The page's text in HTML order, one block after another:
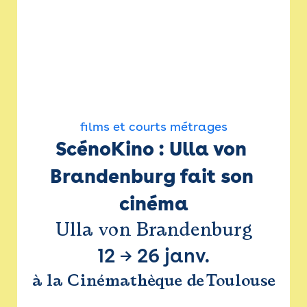
films et courts métrages
ScénoKino : Ulla von
Brandenburg fait son
cinéma
Ulla von Brandenburg
12 → 26 janv.
à la Cinémathèque de Toulouse